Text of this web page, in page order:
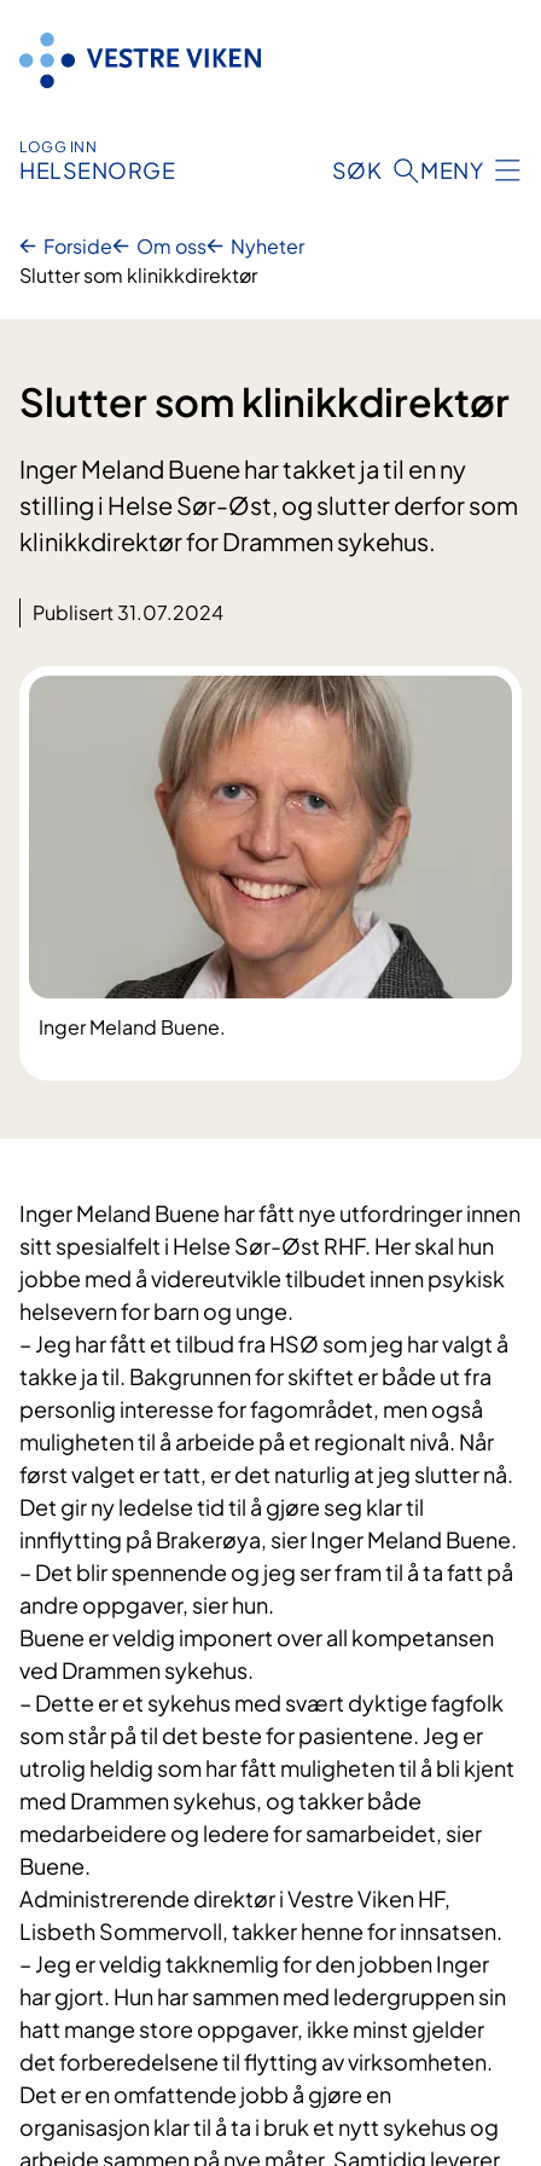
innhold
LOGG INN
HELSENORGE SØK MENY
Forside Om oss
Nyheter
Slutter som klinikkdirektør
Slutter som klinikkdirektør
Inger Meland Buene har takket ja til en ny
stilling i Helse Sør-Øst, og slutter derfor som
klinikkdirektør for Drammen sykehus.
Publisert 31.07.2024
Inger Meland Buene.
Inger Meland Buene har fått nye utfordringer innen
sitt spesialfelt i Helse Sør-Øst RHF. Her skal hun
jobbe med å videreutvikle tilbudet innen psykisk
helsevern for barn og unge.
– Jeg har fått et tilbud fra HSØ som jeg har valgt å
takke ja til. Bakgrunnen for skiftet er både ut fra
personlig interesse for fagområdet, men også
muligheten til å arbeide på et regionalt nivå. Når
først valget er tatt, er det naturlig at jeg slutter nå.
Det gir ny ledelse tid til å gjøre seg klar til
innflytting på Brakerøya, sier Inger Meland Buene.
– Det blir spennende og jeg ser fram til å ta fatt på
andre oppgaver, sier hun.
Buene er veldig imponert over all kompetansen
ved Drammen sykehus.
– Dette er et sykehus med svært dyktige fagfolk
som står på til det beste for pasientene. Jeg er
utrolig heldig som har fått muligheten til å bli kjent
med Drammen sykehus, og takker både
medarbeidere og ledere for samarbeidet, sier
Buene.
Administrerende direktør i Vestre Viken HF,
Lisbeth Sommervoll, takker henne for innsatsen.
– Jeg er veldig takknemlig for den jobben Inger
har gjort. Hun har sammen med ledergruppen sin
hatt mange store oppgaver, ikke minst gjelder
det forberedelsene til flytting av virksomheten.
Det er en omfattende jobb å gjøre en
organisasjon klar til å ta i bruk et nytt sykehus og
arbeide sammen på nye måter. Samtidig leverer